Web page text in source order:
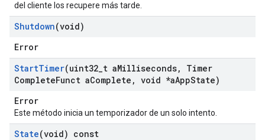
del cliente los recupere más tarde.
Shutdown(void)
Error
StartTimer(uint32 t aMilliseconds,
Timer
CompleteFunct aComplete , void *aAppState)
Error
Este método inicia un temporizador de un solo intento.
State(void) const